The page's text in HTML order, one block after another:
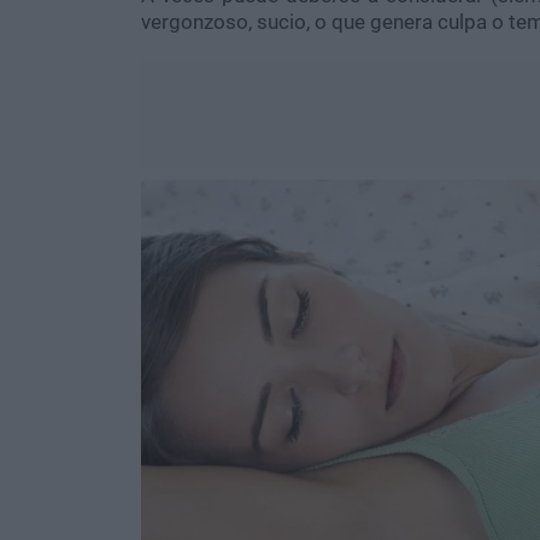
vergonzoso, sucio, o que genera culpa o